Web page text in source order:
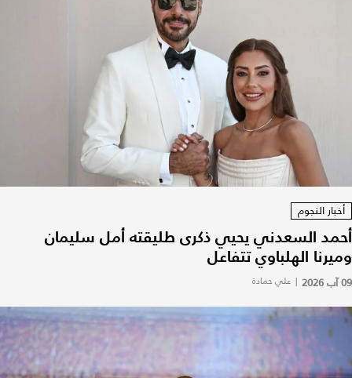
أخبار النجوم
أحمد السعدني يحيي ذكرى طليقته أمل سليمان
وميرنا الهلباوي تتفاعل
09 آب 2026 | علي حمادة